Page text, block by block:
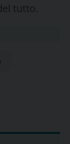
tutto.